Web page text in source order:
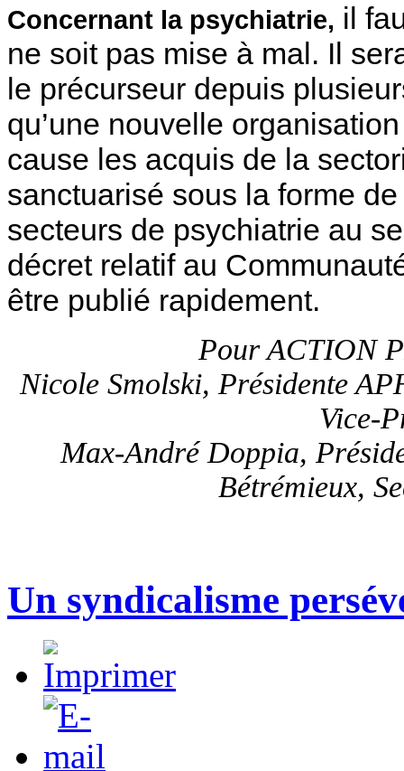
Concernant la psychiatrie, il
ne soit pas mise à mal. Il
le précurseur depuis
qu’une nouvelle
cause les acquis de la
sanctuarisé sous la forme
secteurs de psychiatrie au
décret relatif au
être publié rapidement.
Pour ACTION
Nicole Smolski, Présidente
Vice-
Max-André Doppia,
Bétrémieux,
Un syndicalisme